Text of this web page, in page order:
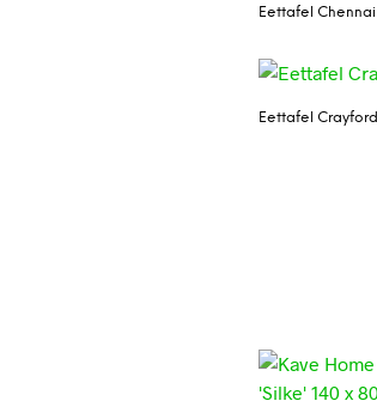
Eettafel Chennai
Eettafel Crayford